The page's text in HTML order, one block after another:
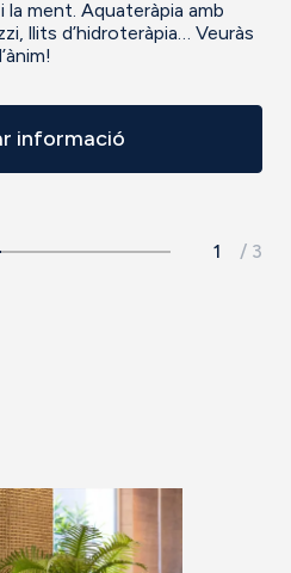
ment. Aquateràpia amb
llits d’hidroteràpia… Veuràs
informació